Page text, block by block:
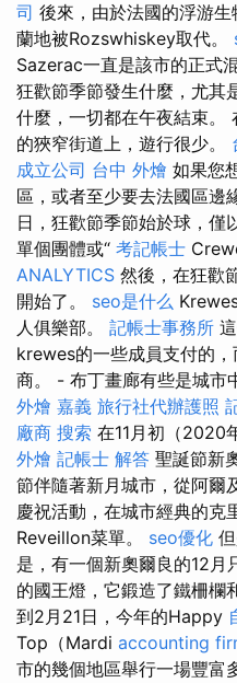
司 後來，由於法國的浮游
蘭地被Rozswhiskey取代。
Sazerac一直是該市的正式
狂歡節季節發生什麼，尤其
什麼，一切都在午夜結束。
的狹窄街道上，遊行很少。
成立公司 台中 外燴 如果您
區，或者至少要去法國區邊
日，狂歡節季節始於球，僅
單個團體或“ 考記帳士
ANALYTICS 然後，在狂歡
開始了。 seo是什么
人俱樂部。 記帳士事務所
krewes的一些成員支付的
商。 - 布丁畫廊有些是城市
外燴 嘉義 旅行社代辦護照
廠商 搜索 在11月初（2020
外燴 記帳士 解答 聖誕節新
節伴隨著新月城市，從阿爾
慶祝活動，在城市經典的克
Reveillon菜單。 seo優化
是，有一個新奧爾良的12月
的國王燈，它鍛造了鐵柵欄
到2月21日，今年的Happy
Top（Mardi accounting
市的幾個地區舉行一場豐富